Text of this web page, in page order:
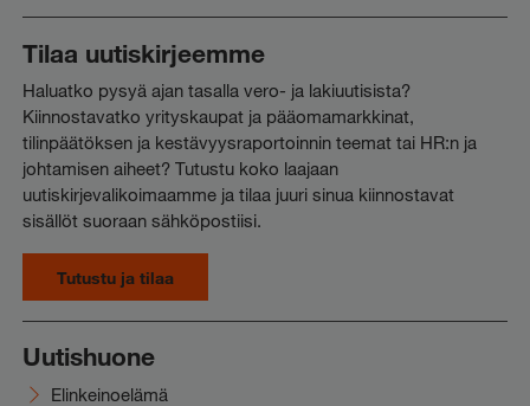
Tilaa uutiskirjeemme
Haluatko pysyä ajan tasalla vero- ja lakiuutisista?
Kiinnostavatko yrityskaupat ja pääomamarkkinat,
tilinpäätöksen ja kestävyysraportoinnin teemat tai HR:n ja
johtamisen aiheet? Tutustu koko laajaan
uutiskirjevalikoimaamme ja tilaa juuri sinua kiinnostavat
sisällöt suoraan sähköpostiisi.
Tutustu ja tilaa
Uutishuone
Elinkeinoelämä